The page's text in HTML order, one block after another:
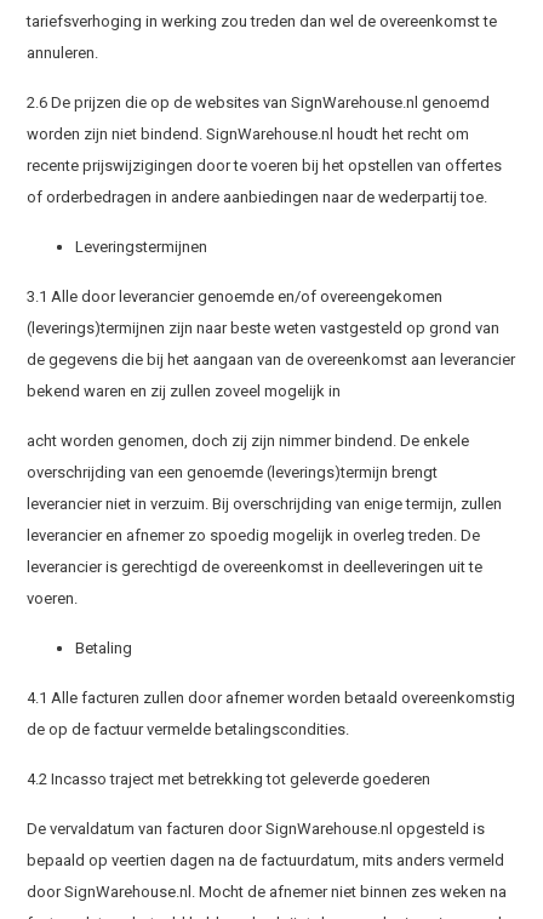
tariefsverhoging in werking zou treden dan wel de overeenkomst te
annuleren.
2.6 De prijzen die op de websites van SignWarehouse.nl genoemd
worden zijn niet bindend. SignWarehouse.nl houdt het recht om
recente prijswijzigingen door te voeren bij het opstellen van offertes
of orderbedragen in andere aanbiedingen naar de wederpartij toe.
Leveringstermijnen
3.1 Alle door leverancier genoemde en/of overeengekomen
(leverings)termijnen zijn naar beste weten vastgesteld op grond van
de gegevens die bij het aangaan van de overeenkomst aan leverancier
bekend waren en zij zullen zoveel mogelijk in
acht worden genomen, doch zij zijn nimmer bindend. De enkele
overschrijding van een genoemde (leverings)termijn brengt
leverancier niet in verzuim. Bij overschrijding van enige termijn, zullen
leverancier en afnemer zo spoedig mogelijk in overleg treden. De
leverancier is gerechtigd de overeenkomst in deelleveringen uit te
voeren.
Betaling
4.1 Alle facturen zullen door afnemer worden betaald overeenkomstig
de op de factuur vermelde betalingscondities.
4.2 Incasso traject met betrekking tot geleverde goederen
De vervaldatum van facturen door SignWarehouse.nl opgesteld is
bepaald op veertien dagen na de factuurdatum, mits anders vermeld
door SignWarehouse.nl. Mocht de afnemer niet binnen zes weken na